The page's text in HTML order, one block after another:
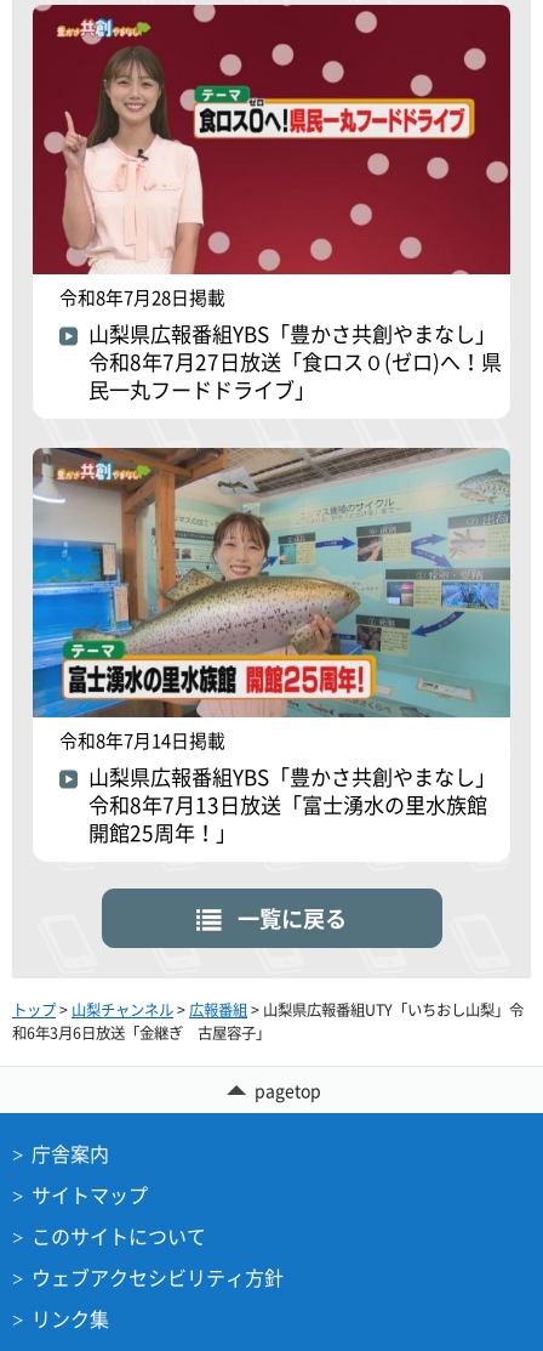
令和8年7月28日掲載
山梨県広報番組YBS「豊かさ共創やまなし」
令和8年7月27日放送「食ロス０(ゼロ)へ！県
民一丸フードドライブ」
令和8年7月14日掲載
山梨県広報番組YBS「豊かさ共創やまなし」
令和8年7月13日放送「富士湧水の里水族館
開館25周年！」
一覧に戻る
トップ> 山梨チャンネル>広報番組> 山梨県広報番組UTY「いちおし山梨」令
和6年3月6日放送「金継ぎ 古屋容子」
pagetop
庁舎案内
サイトマップ
このサイトについて
ウェブアクセシビリティ方針
リンク集